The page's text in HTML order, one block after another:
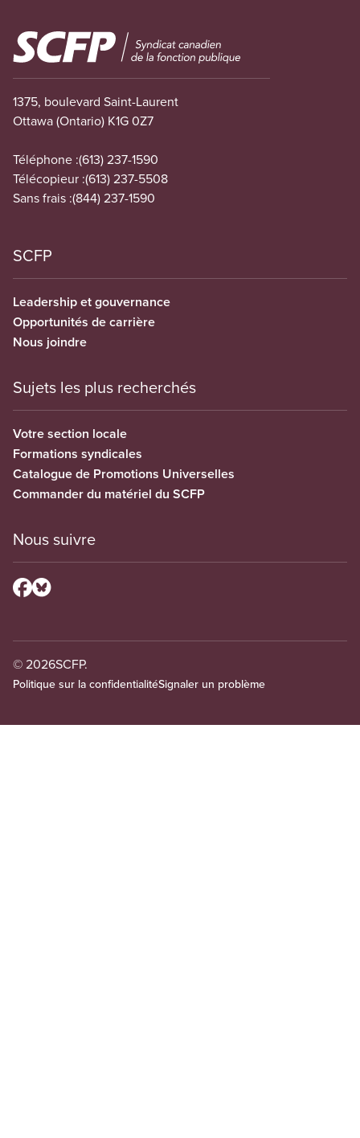
Image
1375, boulevard Saint-Laurent
Ottawa (Ontario) K1G 0Z7
Téléphone :(613) 237-1590
Télécopieur :(613) 237-5508
Sans frais :(844) 237-1590
SCFP
Leadership et gouvernance
Opportunités de carrière
Nous joindre
Sujets les plus recherchés
Votre section locale
Formations syndicales
Catalogue de Promotions Universelles
Commander du matériel du SCFP
Nous suivre
© 2026SCFP.
Politique sur la confidentialitéSignaler un problème